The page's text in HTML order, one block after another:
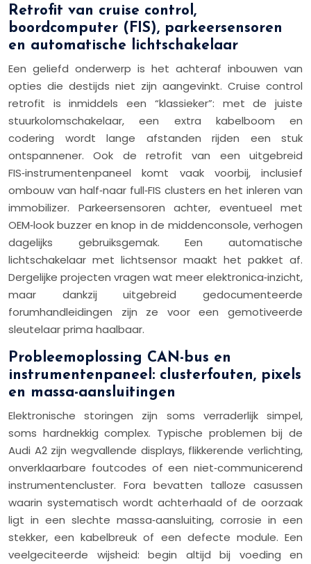
Retrofit van cruise control,
boordcomputer (FIS), parkeersensoren
en automatische lichtschakelaar
Een geliefd onderwerp is het achteraf inbouwen van
opties die destijds niet zijn aangevinkt. Cruise control
retrofit is inmiddels een “klassieker”: met de juiste
stuurkolomschakelaar, een extra kabelboom en
codering wordt lange afstanden rijden een stuk
ontspannener. Ook de retrofit van een uitgebreid
FIS‑instrumentenpaneel komt vaak voorbij, inclusief
ombouw van half‑naar full‑FIS clusters en het inleren van
immobilizer. Parkeersensoren achter, eventueel met
OEM‑look buzzer en knop in de middenconsole, verhogen
dagelijks gebruiksgemak. Een automatische
lichtschakelaar met lichtsensor maakt het pakket af.
Dergelijke projecten vragen wat meer elektronica‑inzicht,
maar dankzij uitgebreid gedocumenteerde
forumhandleidingen zijn ze voor een gemotiveerde
sleutelaar prima haalbaar.
Probleemoplossing CAN-bus en
instrumentenpaneel: clusterfouten, pixels
en massa-aansluitingen
Elektronische storingen zijn soms verraderlijk simpel,
soms hardnekkig complex. Typische problemen bij de
Audi A2 zijn wegvallende displays, flikkerende verlichting,
onverklaarbare foutcodes of een niet‑communicerend
instrumentencluster. Fora bevatten talloze casussen
waarin systematisch wordt achterhaald of de oorzaak
ligt in een slechte massa‑aansluiting, corrosie in een
stekker, een kabelbreuk of een defecte module. Een
veelgeciteerde wijsheid: begin altijd bij voeding en